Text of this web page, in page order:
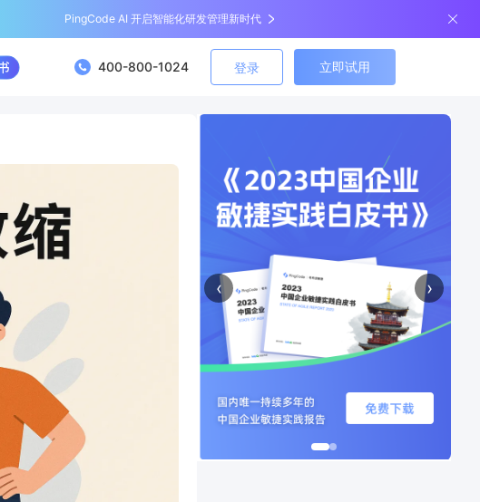
PingCode AI 开启智能化研发管理新时代
400-800-1024 登录 立即试用
‹ ›